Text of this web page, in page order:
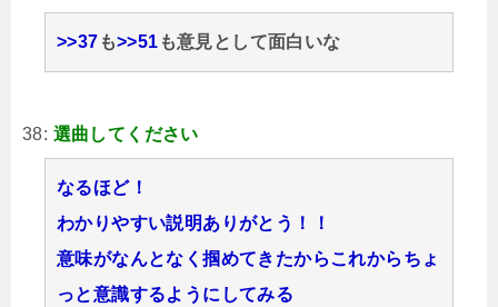
>>37 も>>51 も意見として面白いな
38: 選曲してください
なるほど！
わかりやすい説明ありがとう！！
意味がなんとなく掴めてきたからこれからちょ
っと意識するようにしてみる